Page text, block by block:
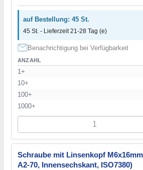
auf Bestellung: 45 St.
45 St. - Lieferzeit 21-28 Tag (e)
Benachrichtigung bei Verfügbarkeit
ANZAHL
1+
10+
100+
1000+
Schraube mit Linsenkopf
A2-70, Innensechskant, ISO7380)